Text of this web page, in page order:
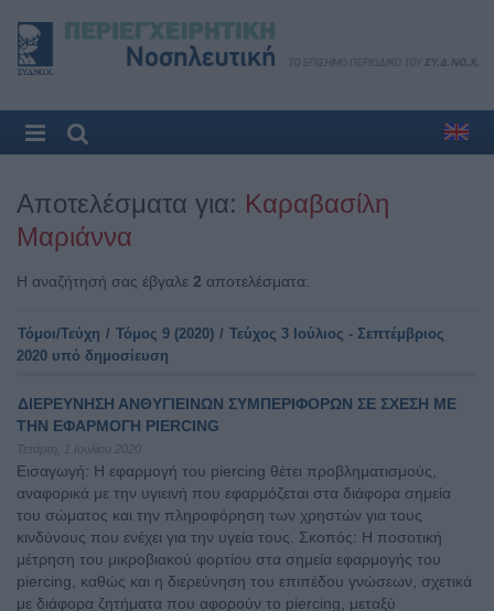
Αποτελέσματα για: Καραβασίλη
Μαριάννα
Η αναζήτησή σας έβγαλε 2 αποτελέσματα:
Τόμοι/Τεύχη / Τόμος 9 (2020) / Τεύχος 3 Ιούλιος - Σεπτέμβριος
2020 υπό δημοσίευση
ΔΙΕΡΕΥΝΗΣΗ ΑΝΘΥΓΙΕΙΝΩΝ ΣΥΜΠΕΡΙΦΟΡΩΝ ΣΕ ΣΧΕΣΗ ΜΕ
ΤΗΝ ΕΦΑΡΜΟΓΗ PIERCING
Τετάρτη, 1 Ιουλίου 2020
Εισαγωγή: Η εφαρμογή του piercing θέτει προβληματισμούς,
αναφορικά με την υγιεινή που εφαρμόζεται στα διάφορα σημεία
του σώματος και την πληροφόρηση των χρηστών για τους
κινδύνους που ενέχει για την υγεία τους. Σκοπός: Η ποσοτική
μέτρηση του μικροβιακού φορτίου στα σημεία εφαρμογής του
piercing, καθώς και η διερεύνηση του επιπέδου γνώσεων, σχετικά
με διάφορα ζητήματα που αφορούν το piercing, μεταξύ